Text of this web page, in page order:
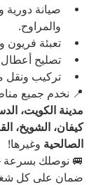
صيانة دورية
والمراوح.
تعبئة فريون
تصليح أعطال
تركيب ونقل
📍 نخدم جميع
مدينة الكويت،
كيفان، الشويخ،
الصالحية وغيرها!
🚐 نوصلك بسرعة
ضمان على كل